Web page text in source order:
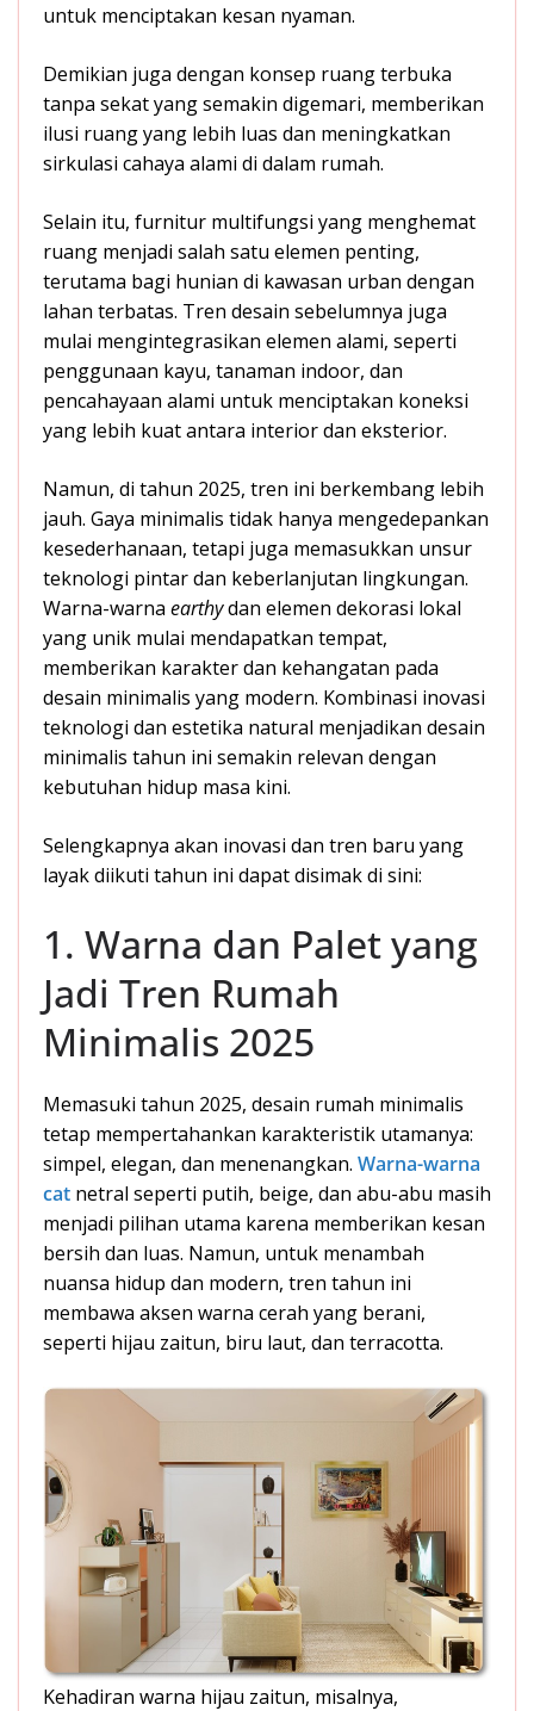
untuk menciptakan kesan nyaman.
Demikian juga dengan konsep ruang terbuka
tanpa sekat yang semakin digemari, memberikan
ilusi ruang yang lebih luas dan meningkatkan
sirkulasi cahaya alami di dalam rumah.
Selain itu, furnitur multifungsi yang menghemat
ruang menjadi salah satu elemen penting,
terutama bagi hunian di kawasan urban dengan
lahan terbatas. Tren desain sebelumnya juga
mulai mengintegrasikan elemen alami, seperti
penggunaan kayu, tanaman indoor, dan
pencahayaan alami untuk menciptakan koneksi
yang lebih kuat antara interior dan eksterior.
Namun, di tahun 2025, tren ini berkembang lebih
jauh. Gaya minimalis tidak hanya mengedepankan
kesederhanaan, tetapi juga memasukkan unsur
teknologi pintar dan keberlanjutan lingkungan.
Warna-warna earthydan elemen dekorasi lokal
yang unik mulai mendapatkan tempat,
memberikan karakter dan kehangatan pada
desain minimalis yang modern. Kombinasi inovasi
teknologi dan estetika natural menjadikan desain
minimalis tahun ini semakin relevan dengan
kebutuhan hidup masa kini.
Selengkapnya akan inovasi dan tren baru yang
layak diikuti tahun ini dapat disimak di sini:
1. Warna dan Palet yang
Jadi Tren Rumah
Minimalis 2025
Memasuki tahun 2025, desain rumah minimalis
tetap mempertahankan karakteristik utamanya:
simpel, elegan, dan menenangkan. Warna-warna
cat netral seperti putih, beige, dan abu-abu masih
menjadi pilihan utama karena memberikan kesan
bersih dan luas. Namun, untuk menambah
nuansa hidup dan modern, tren tahun ini
membawa aksen warna cerah yang berani,
seperti hijau zaitun, biru laut, dan terracotta.
Kehadiran warna hijau zaitun, misalnya,